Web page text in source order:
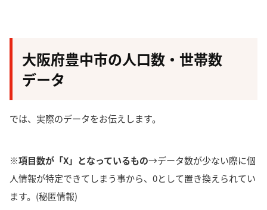
大阪府豊中市の人口数・世帯数
データ
では、実際のデータをお伝えします。
※項目数が「X」となっているもの→データ数が少ない際に個
人情報が特定できてしまう事から、0として置き換えられてい
ます。(秘匿情報)